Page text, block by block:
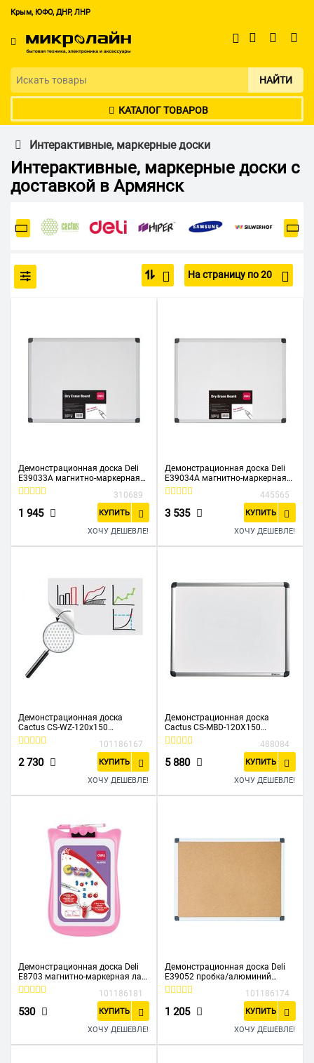
Крым, ЮФО, ДНР, ЛНР
НАЙТИ
КАТАЛОГ ТОВАРОВ
Интерактивные, маркерные доски
Интерактивные, маркерные доски с
доставкой в Армянск
На страницу по 20
Демонстрационная доска Deli
E39033A магнитно-маркерная
лак 60x90см белый
310689
1 945 КУПИТЬ
ХОЧУ ДЕШЕВЛЕ!
Демонстрационная доска Deli
E39034A магнитно-маркерная
лак 90x120см алюм рама белый
445565
3 535 КУПИТЬ
ХОЧУ ДЕШЕВЛЕ!
Демонстрационная доска
Cactus CS-WZ-120x150
маркерная лак 120x150см
101186167
2 730 КУПИТЬ
ХОЧУ ДЕШЕВЛЕ!
Демонстрационная доска
Cactus CS-MBD-120X150
магнитно-маркерная лак белый
120x150см алюминиевая рама
488084
5 880 КУПИТЬ
ХОЧУ ДЕШЕВЛЕ!
Демонстрационная доска Deli
E8703 магнитно-маркерная лак
20.6x30.3см белый маркер/
101186181
530 КУПИТЬ
ХОЧУ ДЕШЕВЛЕ!
Демонстрационная доска Deli
E39052 пробка/алюминий
пробковая 45x60см алюм рама
101186174
1 205 КУПИТЬ
ХОЧУ ДЕШЕВЛЕ!